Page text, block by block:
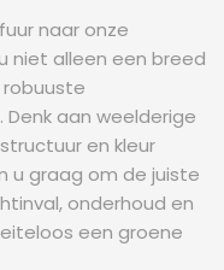
naar onze
niet alleen een breed
aan weelderige
en kleur
u graag om de juiste
onderhoud en
een groene